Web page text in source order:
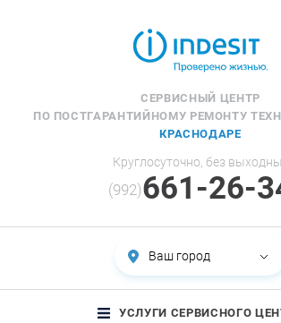
СЕРВИСНЫЙ ЦЕНТР
ПО ПОСТГАРАНТИЙНОМУ РЕМОНТУ
КРАСНОДАРЕ
Круглосуточно, без
(992)661-26-
Ваш город
УСЛУГИ СЕРВИСНОГО